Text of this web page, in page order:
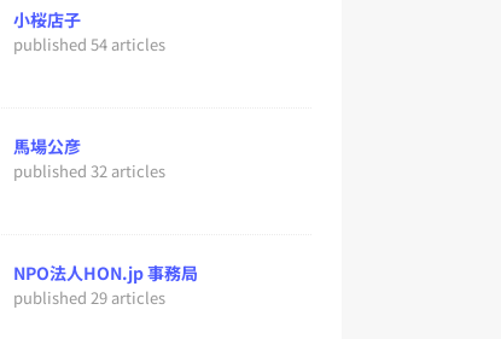
小桜店子
published 54 articles
馬場公彦
published 32 articles
NPO法人HON.jp 事務局
published 29 articles